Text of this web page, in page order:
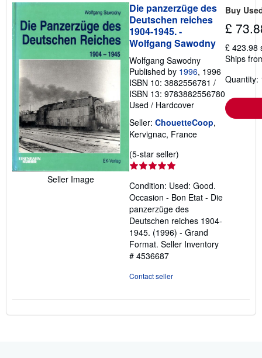
Seller Image
Die panzerzüge des
Deutschen reiches
1904-1945. -
Wolfgang Sawodny
Wolfgang Sawodny
Published by 1996, 1996
ISBN 10: 3882556781 /
ISBN 13: 9783882556780
Used / Hardcover
Seller: ChouetteCoop,
Kervignac, France
(5-star seller)
out
of
5
stars
Condition: Used: Good.
Occasion - Bon Etat - Die
panzerzüge des
Deutschen reiches 1904-
1945. (1996) - Grand
Format. Seller Inventory
# 4536687
Contact seller
Buy
£
£ 423.98
Ships
Quantity: